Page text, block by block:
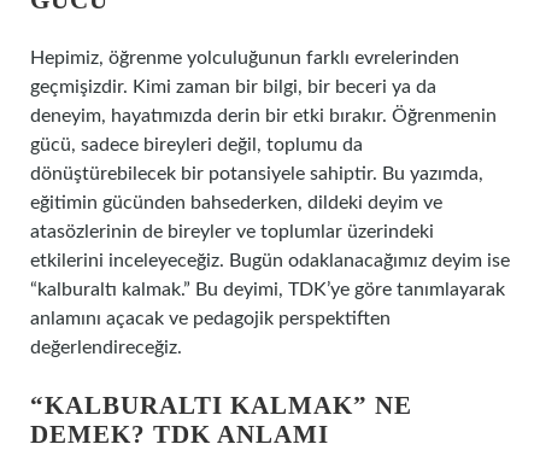
Hepimiz, öğrenme yolculuğunun farklı evrelerinden
geçmişizdir. Kimi zaman bir bilgi, bir beceri ya da
deneyim, hayatımızda derin bir etki bırakır. Öğrenmenin
gücü, sadece bireyleri değil, toplumu da
dönüştürebilecek bir potansiyele sahiptir. Bu yazımda,
eğitimin gücünden bahsederken, dildeki deyim ve
atasözlerinin de bireyler ve toplumlar üzerindeki
etkilerini inceleyeceğiz. Bugün odaklanacağımız deyim ise
“kalburaltı kalmak.” Bu deyimi, TDK’ye göre tanımlayarak
anlamını açacak ve pedagojik perspektiften
değerlendireceğiz.
“KALBURALTI KALMAK” NE
DEMEK? TDK ANLAMI